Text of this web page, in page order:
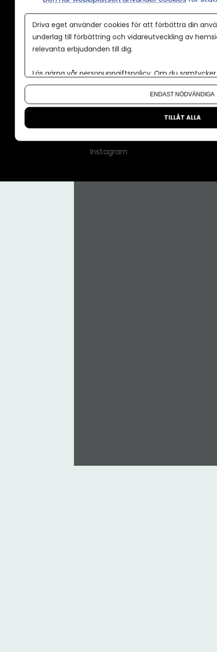
Annonspolicy
Tillgänglighet
Kontakt
Nyhetsbrev
CMS för medier
Instagram
Driva eget använder cookies för att förbättra din
underlag till förbättring och vidareutveckling av
relevanta erbjudanden till dig.
Läs gärna vår personuppgiftspolicy. Om du
Om du vill ändra ditt val i efterhand hittar du den
ENDAST NÖDVÄNDIGA
TILLÅT ALLA